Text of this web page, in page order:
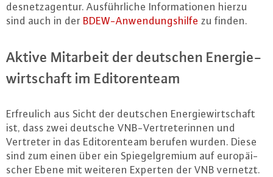
des­netz­agen­tur. Aus­führ­li­che In­for­ma­tio­nen hierzu
sind auch in der BDEW-An­wen­dungs­hil­fe zu finden.
Aktive Mitarbeit der deutschen En­er­gie­
wirt­schaft im Edi­to­ren­team
Er­freu­lich aus Sicht der deutschen En­er­gie­wirt­schaft
ist, dass zwei deutsche VNB-Ver­tre­te­rin­nen und
Vertreter in das Edi­to­ren­team berufen wurden. Diese
sind zum einen über ein Spie­gel­gre­mi­um auf eu­ro­päi­
scher Ebene mit weiteren Experten der VNB vernetzt.